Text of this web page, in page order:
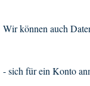
Wir können auch
-sich für ein Konto